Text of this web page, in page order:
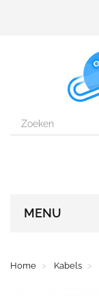
MENU
Home Kabels